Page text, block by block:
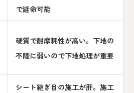
で延命可能
硬質で耐摩耗性が高い。下地の
不陸に弱いので下地処理が重要
シート継ぎ目の施工が肝。施工